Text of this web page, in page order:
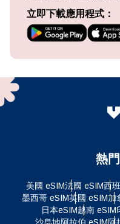
立即下載應用程式：
熱
美國 eSIM法國 eSIM西
墨西哥 eSIM英國 eSIM加
日本eSIM越南 eSIM